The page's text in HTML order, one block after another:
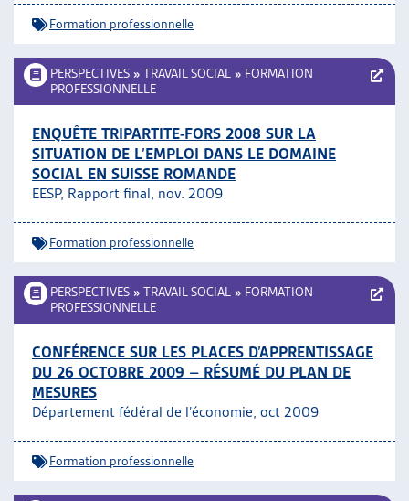
JOURNÉES D’AUTOMNE
Formation professionnelle
PERSPECTIVES » TRAVAIL SOCIAL » FORMATION
PROFESSIONNELLE
ENQUÊTE TRIPARTITE-FORS 2008 SUR LA
SITUATION DE L’EMPLOI DANS LE DOMAINE
SOCIAL EN SUISSE ROMANDE
EESP, Rapport final, nov. 2009
Formation professionnelle
PERSPECTIVES » TRAVAIL SOCIAL » FORMATION
PROFESSIONNELLE
CONFÉRENCE SUR LES PLACES D’APPRENTISSAGE
DU 26 OCTOBRE 2009 – RÉSUMÉ DU PLAN DE
MESURES
Département fédéral de l’économie, oct 2009
Formation professionnelle